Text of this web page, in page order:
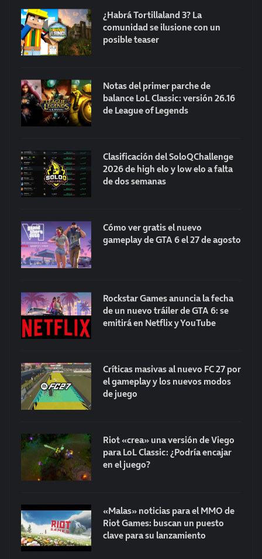
¿Habrá Tortillaland 3? La
comunidad se ilusione con un
posible teaser
Notas del primer parche de
balance LoL Classic: versión 26.16
de League of Legends
Clasificación del SoloQChallenge
2026 de high elo y low elo a falta
de dos semanas
Cómo ver gratis el nuevo
gameplay de GTA 6 el 27 de agosto
Rockstar Games anuncia la fecha
de un nuevo tráiler de GTA 6: se
emitirá en Netflix y YouTube
Críticas masivas al nuevo FC 27 por
el gameplay y los nuevos modos
de juego
Riot «crea» una versión de Viego
para LoL Classic: ¿Podría encajar
en el juego?
«Malas» noticias para el MMO de
Riot Games: buscan un puesto
clave para su lanzamiento